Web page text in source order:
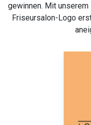
gewinnen. Mit
Friseursalon-Logo